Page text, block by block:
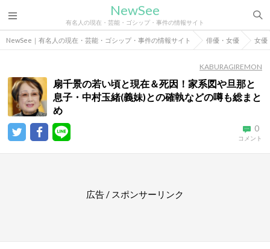
NewSee
有名人の現在・芸能・ゴシップ・事件の情報サイト
NewSee｜有名人の現在・芸能・ゴシップ・事件の情報サイト 俳優・女優 女優
KABURAGIREMON
扇千景の若い頃と現在＆死因！家系図や旦那と
息子・中村玉緒(義妹)との確執などの噂も総まと
め
0
コメント
広告 / スポンサーリンク